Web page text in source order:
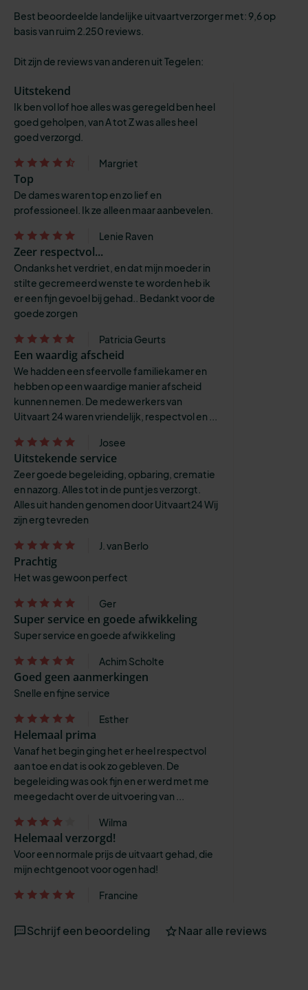
Best beoordeelde landelijke uitvaartverzorger met: 9,6 op
basis van ruim 2.250 reviews.
Dit zijn de reviews van anderen uit Tegelen:
Uitstekend
Ik ben vol lof hoe alles was geregeld ben heel
goed geholpen, van A tot Z was alles heel
goed verzorgd.
Margriet
Top
De dames waren top en zo lief en
professioneel. Ik ze alleen maar aanbevelen.
Lenie Raven
Zeer respectvol...
Ondanks het verdriet, en dat mijn moeder in
stilte gecremeerd wenste te worden heb ik
er een fijn gevoel bij gehad.. Bedankt voor de
goede zorgen
Patricia Geurts
Een waardig afscheid
We hadden een sfeervolle familiekamer en
hebben op een waardige manier afscheid
kunnen nemen. De medewerkers van
Uitvaart 24 waren vriendelijk, respectvol en ...
Josee
Uitstekende service
Zeer goede begeleiding, opbaring, crematie
en nazorg. Alles tot in de puntjes verzorgt.
Alles uit handen genomen door Uitvaart24 Wij
zijn erg tevreden
J. van Berlo
Prachtig
Het was gewoon perfect
Ger
Super service en goede afwikkeling
Super service en goede afwikkeling
Achim Scholte
Goed geen aanmerkingen
Snelle en fijne service
Esther
Helemaal prima
Vanaf het begin ging het er heel respectvol
aan toe en dat is ook zo gebleven. De
begeleiding was ook fijn en er werd met me
meegedacht over de uitvoering van ...
Wilma
Helemaal verzorgd!
Voor een normale prijs de uitvaart gehad, die
mijn echtgenoot voor ogen had!
Francine
Schrijf een beoordeling Naar alle reviews